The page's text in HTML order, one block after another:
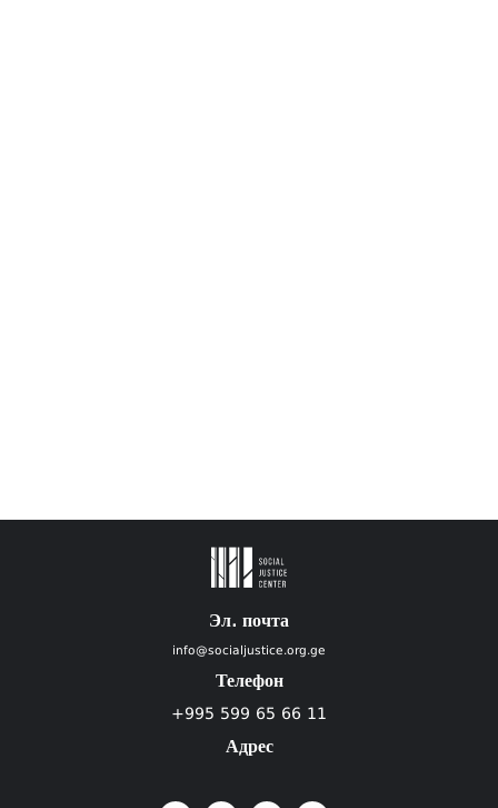
Эл. почта
info@socialjustice.org.ge
Телефон
+995 599 65 66 11
Адрес